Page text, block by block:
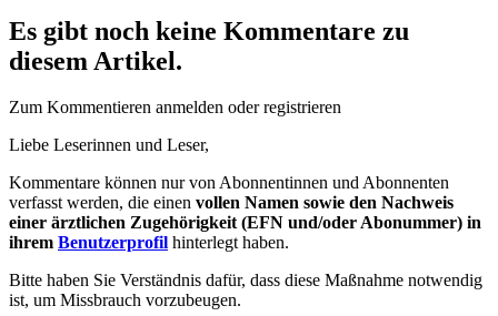
Es gibt noch keine Kommentare zu
diesem Artikel.
Zum Kommentieren anmelden oder registrieren
Liebe Leserinnen und Leser,
Kommentare können nur von Abonnentinnen und Abonnenten
verfasst werden, die einen vollen Namen sowie den Nachweis
einer ärztlichen Zugehörigkeit (EFN und/oder Abonummer) in
ihrem Benutzerprofil hinterlegt haben.
Bitte haben Sie Verständnis dafür, dass diese Maßnahme notwendig
ist, um Missbrauch vorzubeugen.